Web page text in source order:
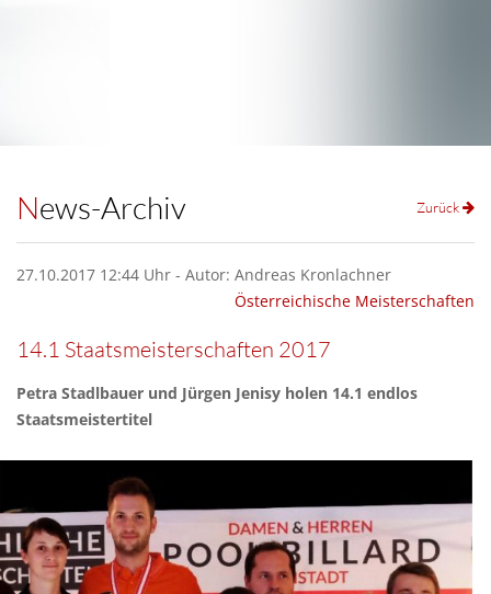
News-Archiv Zurück
27.10.2017 12:44 Uhr - Autor: Andreas Kronlachner
Österreichische Meisterschaften
14.1 Staatsmeisterschaften 2017
Petra Stadlbauer und Jürgen Jenisy holen 14.1 endlos
Staatsmeistertitel